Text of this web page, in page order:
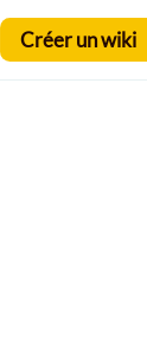
Créer un wiki